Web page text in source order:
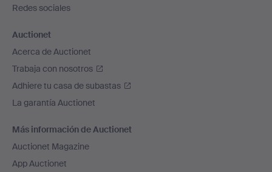
Redes sociales
Auctionet
Acerca de Auctionet
Trabaja con nosotros
Adhiere tu casa de subastas
La garantía Auctionet
Más información de Auctionet
Auctionet Magazine
App Auctionet